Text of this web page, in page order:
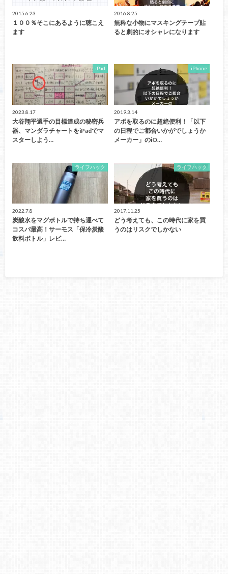
2015.6.23
１００％そこにあるように聴こえ
ます
2016.8.25
無粋な小物にマスキングテープ貼
ると劇的にオシャレになります
iPad
2023.8.17
大谷翔平選手の目標達成の秘密兵
器、マンダラチャートをiPadでマ
スターしよう…
iPhone
2019.3.14
アポを取るのに超絶便利！「以下
の日程でご都合いかがでしょうか
メーカー」のiO…
ライフハック
2022.7.8
炭酸水をマグボトルで持ち運べて
コスパ最高！サーモス「保冷炭酸
飲料ボトル」レビ…
ライフハック
2017.11.25
どう考えても、この時代に家を買
うのはリスクでしかない